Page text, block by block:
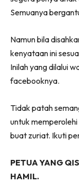
Semuanya
Namun bila
kenyataan ini
Inilah yang dilalui
facebooknya.
Tidak patah
untuk
buat zuriat. Ikuti
PETUA YANG
HAMIL.